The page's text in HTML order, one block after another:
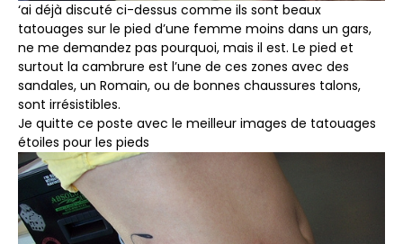
‘ai déjà discuté ci-dessus comme ils sont beaux
tatouages ​​sur le pied d’une femme moins dans un gars,
ne me demandez pas pourquoi, mais il est. Le pied et
surtout la cambrure est l’une de ces zones avec des
sandales, un Romain, ou de bonnes chaussures talons,
sont irrésistibles.
Je quitte ce poste avec le meilleur images de tatouages ​​
étoiles pour les pieds